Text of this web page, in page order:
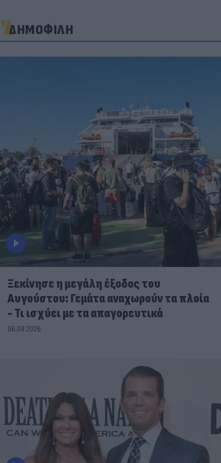
ΔΗΜΟΦΙΛΗ
Ξεκίνησε η μεγάλη έξοδος του
Αυγούστου: Γεμάτα αναχωρούν τα πλοία
- Τι ισχύει με τα απαγορευτικά
06.08.2026